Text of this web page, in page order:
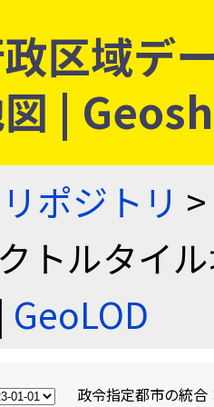
区域デ
|
ポジトリ >
トルタイ
| GeoLOD
政令指定都市の統